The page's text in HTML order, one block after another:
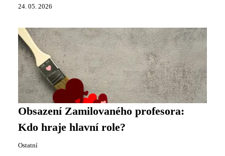
24. 05. 2026
Obsazení Zamilovaného profesora:
Kdo hraje hlavní role?
Ostatní